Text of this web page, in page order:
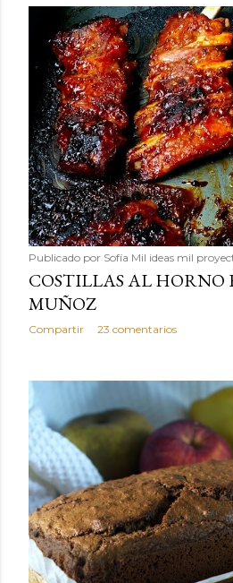
Publicado por Sofía Mil ideas mil
COSTILLAS AL HORNO
MUÑOZ
Compartir 23 comentarios